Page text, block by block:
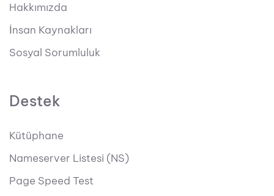
Hakkımızda
İnsan Kaynakları
Sosyal Sorumluluk
Destek
Kütüphane
Nameserver Listesi (NS)
Page Speed Test